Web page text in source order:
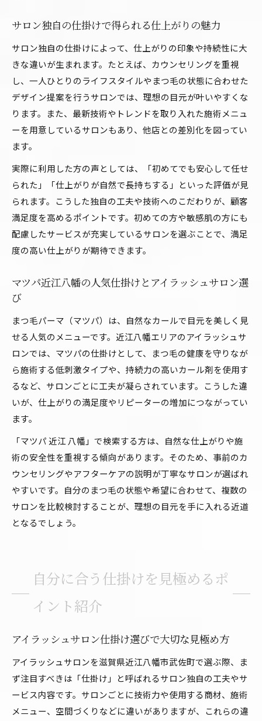
サロン独自の仕掛けで得られる仕上がりの魅力
サロン独自の仕掛けによって、仕上がりの印象や持続性に大
きな違いが生まれます。たとえば、カウンセリングを重視
し、一人ひとりのライフスタイルやまつ毛の状態に合わせた
デザイン提案を行うサロンでは、理想の目元が叶いやすくな
ります。また、最新技術やトレンドを取り入れた施術メニュ
ーを用意しているサロンもあり、他店との差別化を図ってい
ます。
実際に利用した方の声としては、「初めてでも安心して任せ
られた」「仕上がりが自然で長持ちする」といった評価が見
られます。こうした独自の工夫や技術へのこだわりが、顧客
満足度を高めるポイントです。初めての方や敏感肌の方にも
配慮したサービスが充実しているサロンを選ぶことで、満足
度の高い仕上がりが期待できます。
マツパ近江八幡の人気仕掛けとアイラッシュサロン選
び
まつ毛パーマ（マツパ）は、自然なカールで目元を美しく見
せる人気のメニューです。近江八幡エリアのアイラッシュサ
ロンでは、マツパの仕掛けとして、まつ毛の健康を守りなが
ら施術する低刺激タイプや、持続力の高いカール剤を使用す
るなど、サロンごとに工夫が凝らされています。こうした違
いが、仕上がりの満足度やリピーターの増加につながってい
ます。
「マツパ 近江 八幡」で検索する方は、自然な仕上がりや施
術の安全性を重視する傾向があります。そのため、事前のカ
ウンセリングやアフターケアの説明が丁寧なサロンが選ばれ
やすいです。自分のまつ毛の状態や希望に合わせて、複数の
サロンを比較検討することが、理想の目元を手に入れる近道
となるでしょう。
自分に合う仕掛けを見極めるポ
イント紹介
アイラッシュサロン仕掛け選びで大切な見極め方
アイラッシュサロンを滋賀県近江八幡市武佐町で選ぶ際、ま
ず注目すべきは「仕掛け」と呼ばれるサロン独自の工夫やサ
ービス内容です。サロンごとに技術力や使用する商材、施術
メニュー、空間づくりなどに違いがありますが、これらの違